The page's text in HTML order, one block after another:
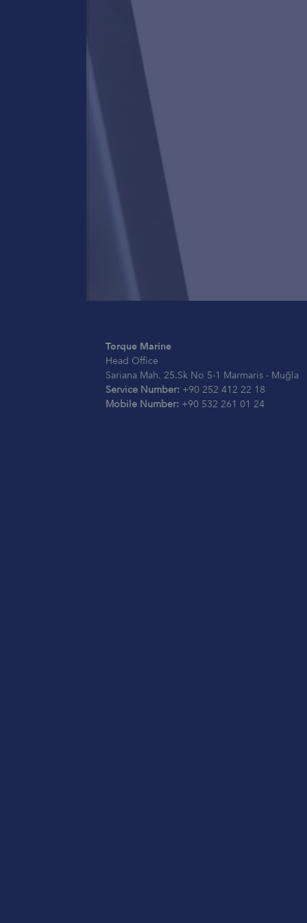
Torque Marine
Head Office
Sariana Mah. 25.Sk No 5-1 Marmaris - Muğla
Service Number: +90 252 412 22 18
Mobile Number: +90 532 261 01 24